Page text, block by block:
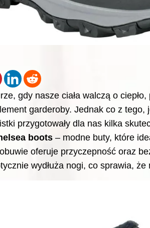
gdy nasze ciała walczą o
garderoby. Jednak co z
przygotowały dla nas kilka
boots – modne buty, które
oferuje przyczepność oraz
wydłuża nogi, co sprawia,